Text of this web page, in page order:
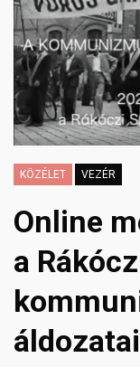
KÖZÉLET VEZÉR
Online
a